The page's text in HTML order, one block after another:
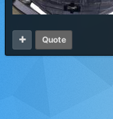
Quote